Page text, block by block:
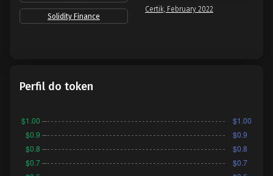
Solidity Finance
Certik, February 2022
Perfil do token